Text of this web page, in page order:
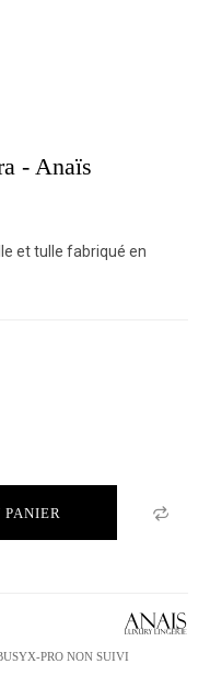
- Anaïs
et tulle fabriqué en
PANIER
PRO NON SUIVI